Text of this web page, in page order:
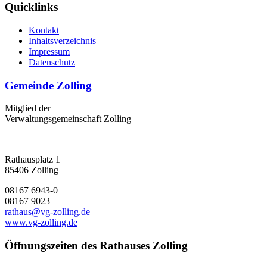
Quicklinks
Kontakt
Inhaltsverzeichnis
Impressum
Datenschutz
Gemeinde Zolling
Mitglied der
Verwaltungsgemeinschaft Zolling
Rathausplatz 1
85406 Zolling
08167 6943-0
08167 9023
rathaus@vg-zolling.de
www.vg-zolling.de
Öffnungszeiten des Rathauses Zolling